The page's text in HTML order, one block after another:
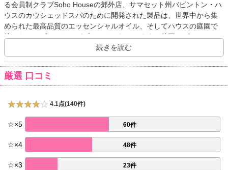
る会員制クラブSoho Houseの郊外店、サマセット州バビントン・ハ
ウスのカウシェッドスパのために開発された製品は、世界中から集
められた最高品質のエッセンシャルオイル、そしてハウスの庭園で
摘んだハーブのエキスがブレンドされています。英国のヴァージン
アトランティック航空では同航空会社のアッパークラスのラウンジ
として、マンハッタンにある会員制クラブSoho House New Yorkで
はゲストやメンバーのための極上スパとしてカウシェッドが利用さ
れています。
続きを読む
厳選 口コミ
4.1点(140件)
☆×5 60件
☆×4 48件
☆×3 23件